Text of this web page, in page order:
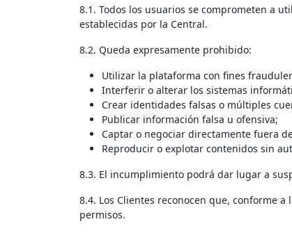
8.1. Todos los usuarios se comprometen a
establecidas por la Central.
8.2. Queda expresamente prohibido:
Utilizar la plataforma con fines
Interferir o alterar los sistemas
Crear identidades falsas o múltiples
Publicar información falsa u ofensiva;
Captar o negociar directamente fuera
Reproducir o explotar contenidos sin
8.3. El incumplimiento podrá dar lugar a
8.4. Los Clientes reconocen que, conforme
permisos.